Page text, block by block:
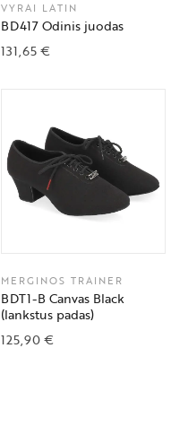
VYRAI LATIN
BD417 Odinis juodas
131,65€
MERGINOS TRAINER
BDT1-B Canvas Black
(lankstus padas)
125,90€